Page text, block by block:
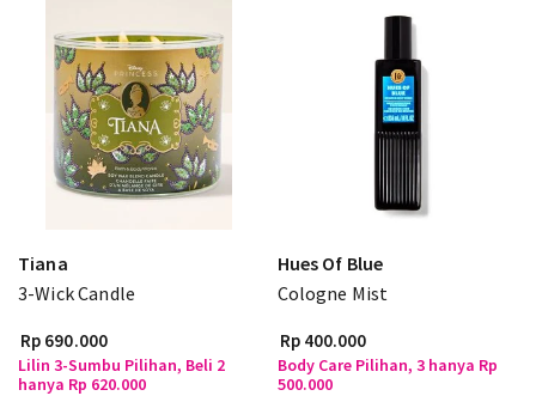
Tiana
3-Wick Candle
Rp 690.000
Lilin 3-Sumbu Pilihan, Beli 2
hanya Rp 620.000
Hues Of Blue
Cologne Mist
Rp 400.000
Body Care Pilihan, 3 hanya Rp
500.000